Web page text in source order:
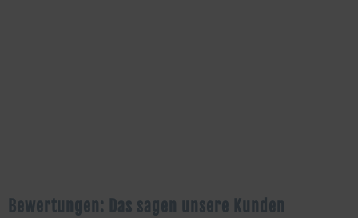
Bewertungen: Das sagen unsere Kunden